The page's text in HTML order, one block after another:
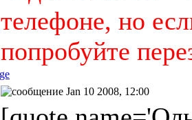
телефоне, но
попробуйте
Jan 10 2008, 12:00